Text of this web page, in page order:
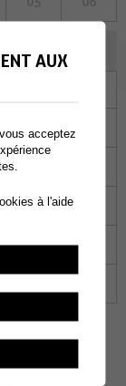
19
26
AUX
acceptez
à l'aide